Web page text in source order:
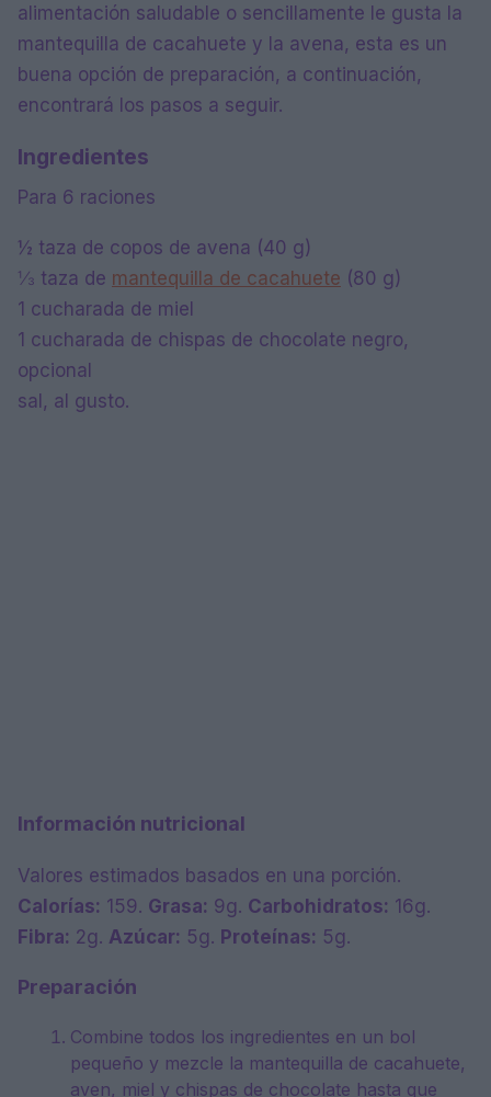
alimentación saludable o sencillamente le gusta la
mantequilla de cacahuete y la avena, esta es un
buena opción de preparación, a continuación,
encontrará los pasos a seguir.
Ingredientes
Para 6 raciones
½ taza de copos de avena (40 g)
⅓ taza de mantequilla de cacahuete (80 g)
1 cucharada de miel
1 cucharada de chispas de chocolate negro,
opcional
sal, al gusto.
Información nutricional
Valores estimados basados en una porción.
Calorías: 159. Grasa: 9g. Carbohidratos: 16g.
Fibra: 2g. Azúcar: 5g. Proteínas: 5g.
Preparación
Combine todos los ingredientes en un bol
pequeño y mezcle la mantequilla de cacahuete,
aven, miel y chispas de chocolate hasta que